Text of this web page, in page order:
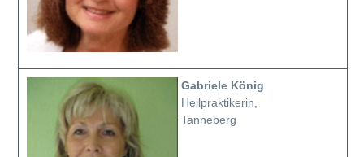
Gabriele König
Heilpraktikerin,
Tanneberg